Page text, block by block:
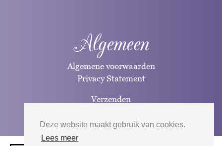
Deze website maakt gebruik van cookies.
Lees meer
Algemeen
Algemene voorwaarden
Privacy Statement
Verzenden